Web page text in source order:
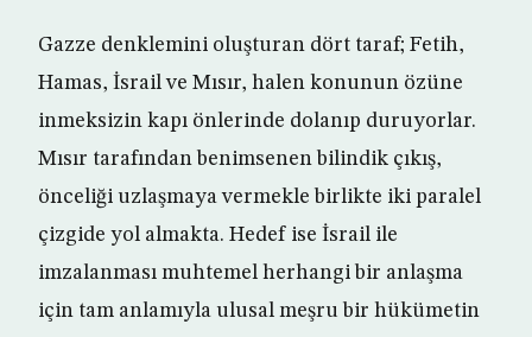
Gazze denklemini oluşturan dört taraf; Fetih,
Hamas, İsrail ve Mısır, halen konunun özüne
inmeksizin kapı önlerinde dolanıp duruyorlar.
Mısır tarafından benimsenen bilindik çıkış,
önceliği uzlaşmaya vermekle birlikte iki paralel
çizgide yol almakta. Hedef ise İsrail ile
imzalanması muhtemel herhangi bir anlaşma
için tam anlamıyla ulusal meşru bir hükümetin